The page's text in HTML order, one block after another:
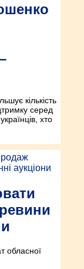
кількість
серед
хто
обласної